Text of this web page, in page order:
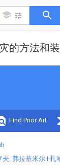
的方法和
Find Prior Art
夫 弗拉基米尔·I·扎